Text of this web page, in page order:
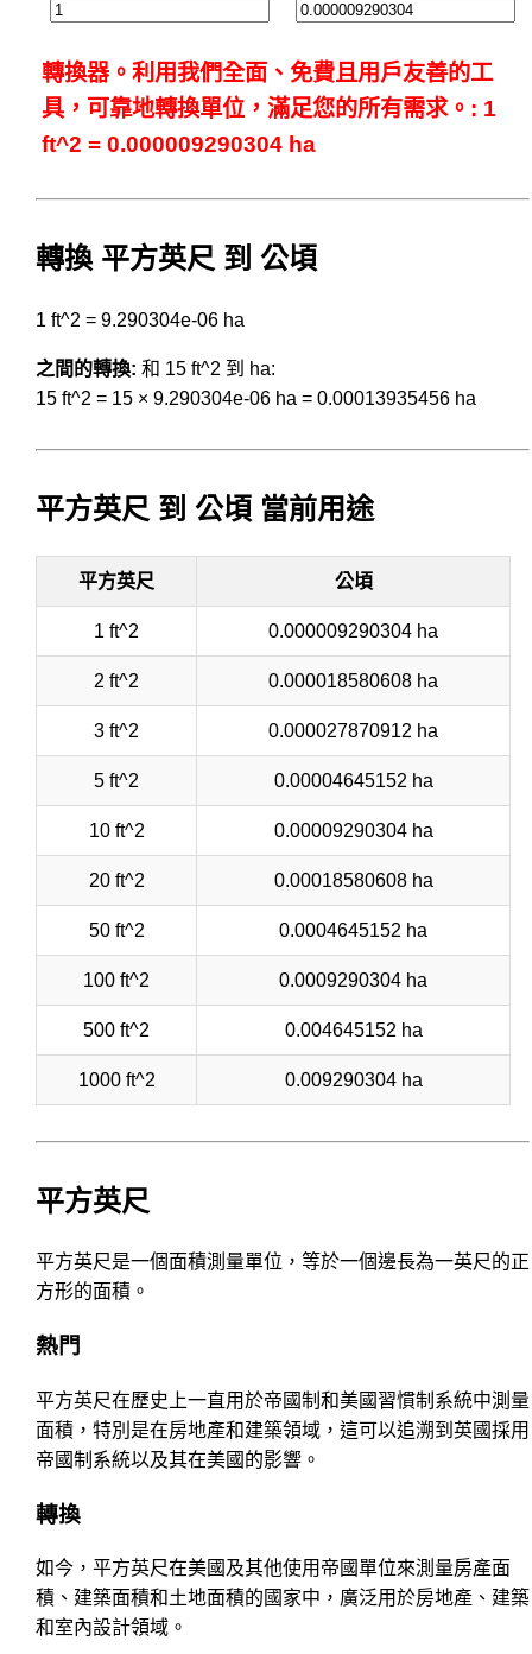
轉換器。利用我們全面、免費且用戶友善的工
具，可靠地轉換單位，滿足您的所有需求。: 1
ft^2 = 0.000009290304 ha
轉換 平方英尺 到 公頃
1 ft^2 = 9.290304e-06 ha
之間的轉換: 和 15 ft^2 到 ha:
15 ft^2 = 15 × 9.290304e-06 ha = 0.00013935456 ha
平方英尺 到 公頃 當前用途
平方英尺 公頃
1 ft^2 0.000009290304 ha
2 ft^2 0.000018580608 ha
3 ft^2 0.000027870912 ha
5 ft^2 0.00004645152 ha
10 ft^2 0.00009290304 ha
20 ft^2 0.00018580608 ha
50 ft^2 0.0004645152 ha
100 ft^2 0.0009290304 ha
500 ft^2 0.004645152 ha
1000 ft^2 0.009290304 ha
平方英尺
平方英尺是一個面積測量單位，等於一個邊長為一英尺的正
方形的面積。
熱門
平方英尺在歷史上一直用於帝國制和美國習慣制系統中測量
面積，特別是在房地產和建築領域，這可以追溯到英國採用
帝國制系統以及其在美國的影響。
轉換
如今，平方英尺在美國及其他使用帝國單位來測量房產面
積、建築面積和土地面積的國家中，廣泛用於房地產、建築
和室內設計領域。